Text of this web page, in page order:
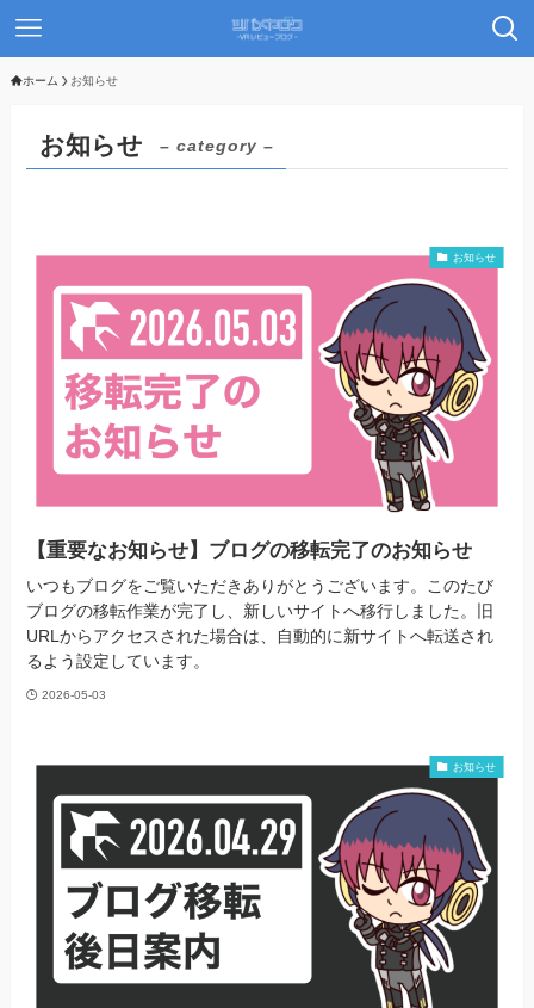
ホーム お知らせ
お知らせ – category –
お知らせ
【重要なお知らせ】ブログの移転完了のお知らせ
いつもブログをご覧いただきありがとうございます。このたび
ブログの移転作業が完了し、新しいサイトへ移行しました。旧
URLからアクセスされた場合は、自動的に新サイトへ転送され
るよう設定しています。
2026-05-03
お知らせ